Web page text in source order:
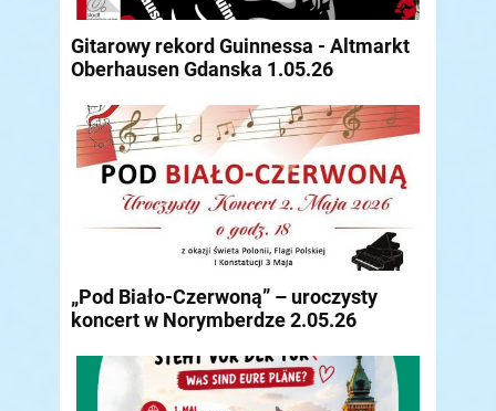
Gitarowy rekord Guinnessa - Altmarkt
Oberhausen Gdanska 1.05.26
„Pod Biało-Czerwoną” – uroczysty
koncert w Norymberdze 2.05.26